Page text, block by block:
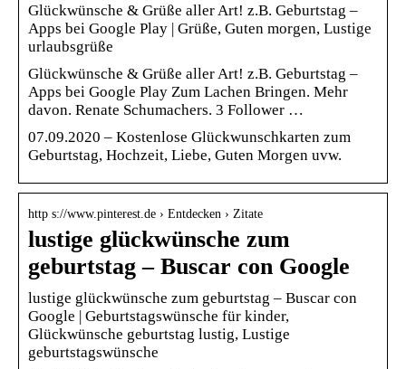
Glückwünsche & Grüße aller Art! z.B. Geburtstag –
Apps bei Google Play | Grüße, Guten morgen, Lustige
urlaubsgrüße
Glückwünsche & Grüße aller Art! z.B. Geburtstag –
Apps bei Google Play Zum Lachen Bringen. Mehr
davon. Renate Schumachers. 3 Follower …
07.09.2020 – Kostenlose Glückwunschkarten zum
Geburtstag, Hochzeit, Liebe, Guten Morgen uvw.
http s://www.pinterest.de › Entdecken › Zitate
lustige glückwünsche zum
geburtstag – Buscar con Google
lustige glückwünsche zum geburtstag – Buscar con
Google | Geburtstagswünsche für kinder,
Glückwünsche geburtstag lustig, Lustige
geburtstagswünsche